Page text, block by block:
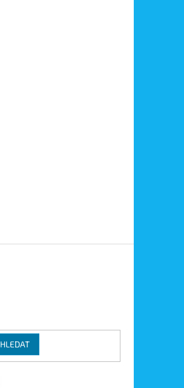
HLEDAT